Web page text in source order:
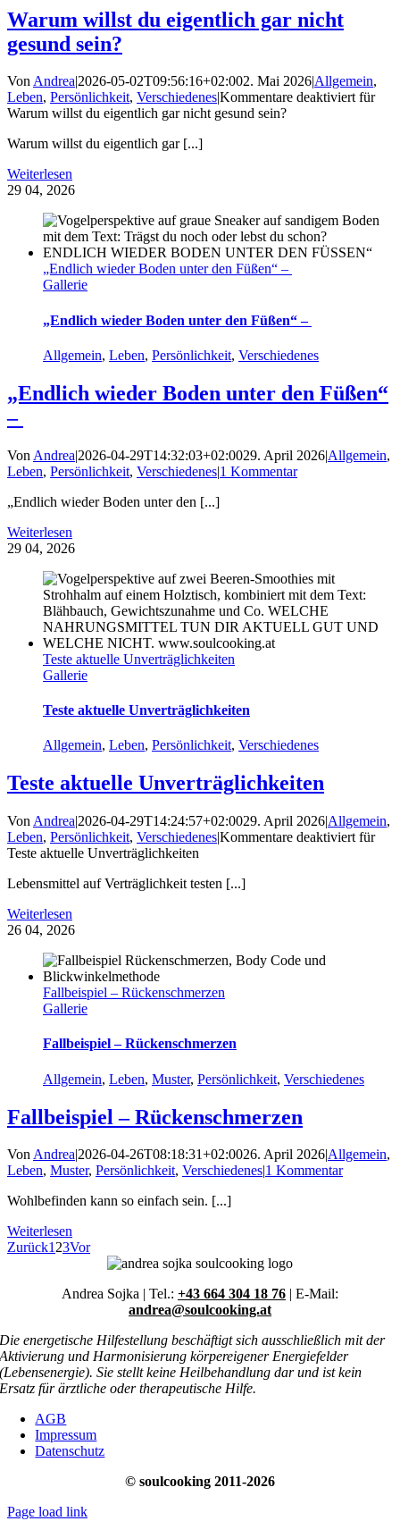
Warum willst du eigentlich gar nicht
gesund sein?
VonAndrea|2026-05-02T09:56:16+02:002. Mai 2026|Allgemein,
Leben, Persönlichkeit, Verschiedenes|Kommentare deaktiviertfür
Warum willst du eigentlich gar nicht gesund sein?
Warum willst du eigentlich gar [...]
Weiterlesen
29 04, 2026
„Endlich wieder Boden unter den Füßen“ –
Gallerie
„Endlich wieder Boden unter den Füßen“ –
Allgemein, Leben, Persönlichkeit, Verschiedenes
„Endlich wieder Boden unter den Füßen“
–
Von Andrea|2026-04-29T14:32:03+02:0029. April 2026|Allgemein,
Leben, Persönlichkeit, Verschiedenes|1 Kommentar
„Endlich wieder Boden unter den [...]
Weiterlesen
29 04, 2026
Teste aktuelle Unverträglichkeiten
Gallerie
Teste aktuelle Unverträglichkeiten
Allgemein, Leben, Persönlichkeit, Verschiedenes
Teste aktuelle Unverträglichkeiten
Von Andrea|2026-04-29T14:24:57+02:0029. April 2026|Allgemein,
Leben, Persönlichkeit, Verschiedenes|Kommentare deaktiviert für
Teste aktuelle Unverträglichkeiten
Lebensmittel auf Verträglichkeit testen [...]
Weiterlesen
26 04, 2026
Fallbeispiel – Rückenschmerzen
Gallerie
Fallbeispiel – Rückenschmerzen
Allgemein, Leben, Muster, Persönlichkeit, Verschiedenes
Fallbeispiel – Rückenschmerzen
VonAndrea|2026-04-26T08:18:31+02:0026. April 2026|Allgemein,
Leben, Muster, Persönlichkeit, Verschiedenes|1 Kommentar
Wohlbefinden kann so einfach sein. [...]
Weiterlesen
Zurück123Vor
Andrea Sojka | Tel.: +43 664 304 18 76 | E-Mail:
andrea@soulcooking.at
Die energetische Hilfestellung beschäftigt sich ausschließlich mit der
Aktivierung und Harmonisierung körpereigener Energiefelder
(Lebensenergie). Sie stellt keine Heilbehandlung dar und ist kein
Ersatz für ärztliche oder therapeutische Hilfe.
AGB
Impressum
Datenschutz
© soulcooking 2011-2026
Page load link